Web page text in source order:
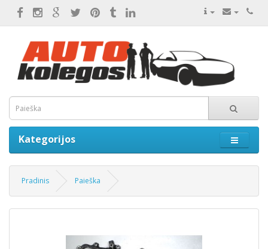
Kategorijos
Pradinis Paieška